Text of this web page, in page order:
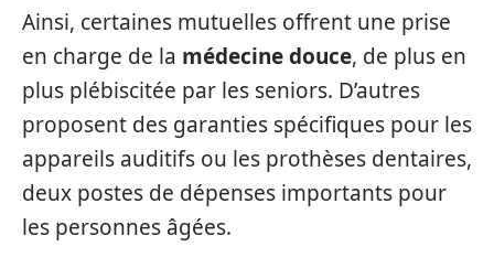
Ainsi, certaines mutuelles offrent une prise
en charge de la médecine douce, de plus en
plus plébiscitée par les seniors. D’autres
proposent des garanties spécifiques pour les
appareils auditifs ou les prothèses dentaires,
deux postes de dépenses importants pour
les personnes âgées.